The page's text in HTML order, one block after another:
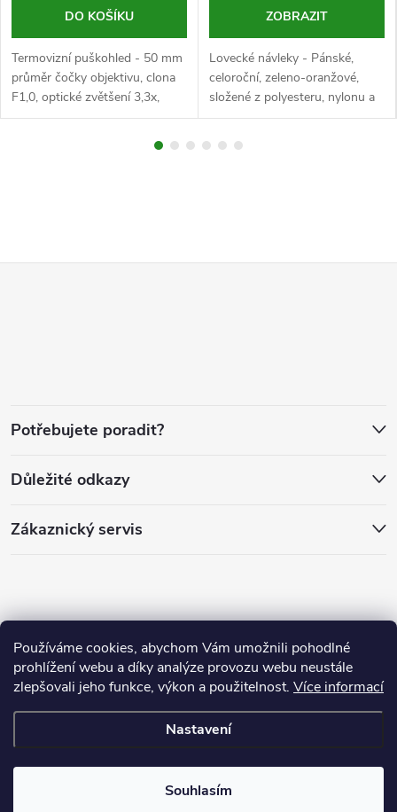
Používáme cookies, abychom Vám umožnili pohodlné
prohlížení webu a díky analýze provozu webu neustále
zlepšovali jeho funkce, výkon a použitelnost. Více informací
Nastavení
Souhlasím
DO KOŠÍKU
Termovizní puškohled - 50 mm
průměr čočky objektivu, clona
F1,0, optické zvětšení 3,3x,
digitální zvětšení až 8x, VOx
ZOBRAZIT
Lovecké návleky - Pánské,
celoroční, zeleno-oranžové,
složené z polyesteru, nylonu a
kevlaru, bez kapes,
membrána proti větru,
aPotřebujete poradit?
Důležité odkazy
Zákaznický servis
Copyright 2026PánLesa.cz. Všechna práva vyhrazena.